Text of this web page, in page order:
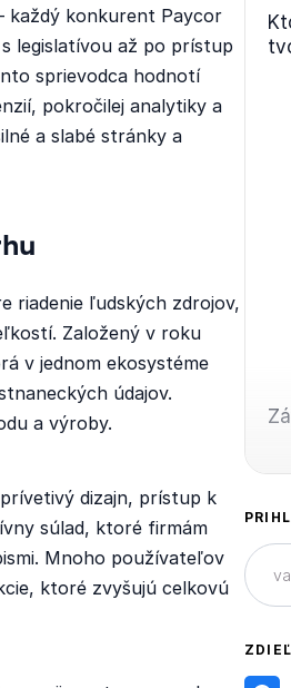
každý konkurent Paycor
legislatívou až po prístup
sprievodca hodnotí
pokročilej analytiky a
a slabé stránky a
riadenie ľudských zdrojov,
Založený v roku
v jednom ekosystéme
údajov.
a výroby.
dizajn, prístup k
súlad, ktoré firmám
Mnoho používateľov
ktoré zvyšujú celkovú